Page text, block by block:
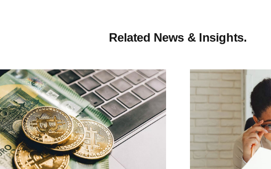
Related News & Insights.